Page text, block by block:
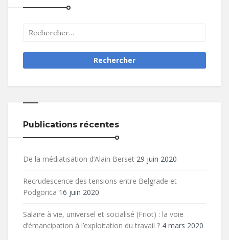
Publications récentes
De la médiatisation d’Alain Berset 29 juin 2020
Recrudescence des tensions entre Belgrade et
Podgorica 16 juin 2020
Salaire à vie, universel et socialisé (Friot) : la voie
d’émancipation à l’exploitation du travail ? 4 mars 2020